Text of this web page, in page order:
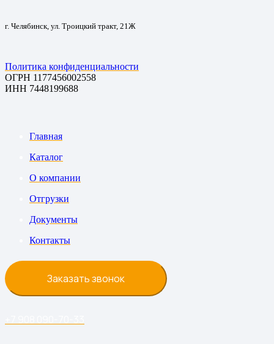
г. Челябинск, ул. Троицкий тракт, 21Ж
Политика конфиденциальности
ОГРН 1177456002558
ИНН 7448199688
Главная
Каталог
О компании
Отгрузки
Документы
Контакты
Заказать звонок